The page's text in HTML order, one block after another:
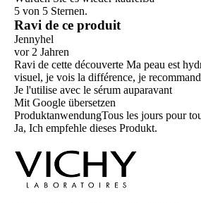
5 von 5 Sternen.
Ravi de ce produit
Jennyhel
vor 2 Jahren
Ravi de cette découverte Ma peau est
visuel, je vois la différence, je
Je l'utilise avec le sérum auparavant
Mit Google übersetzen
ProduktanwendungTous les jours pour
Ja, Ich empfehle dieses Produkt.